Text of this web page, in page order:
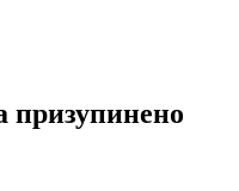
призупинено